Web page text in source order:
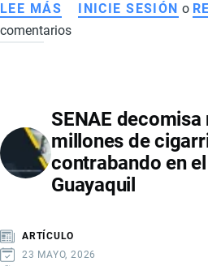
LEE MÁS SOBRE
CONTROL
DEFRAUDACIÓN,
CONTRABANDO
Y
VULNERACIÓN
INTELECTUAL
INICIE SESIÓN o
comentarios
SENAE decomisa
millones de
contrabando en
Guayaquil
ARTÍCULO
23 MAYO, 2026